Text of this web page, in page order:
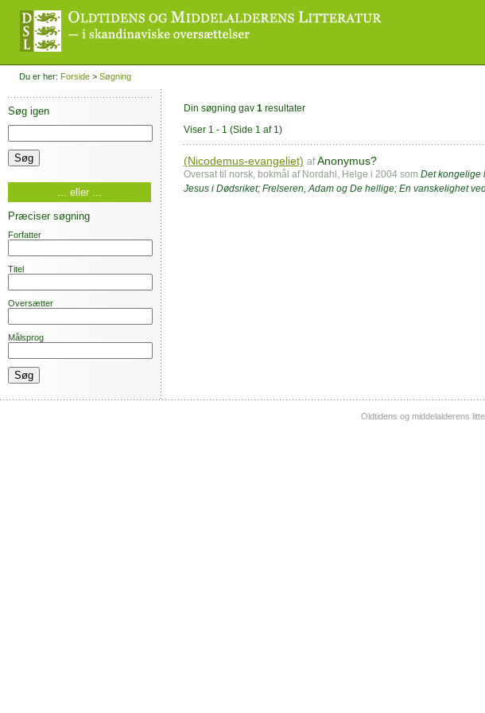
Du er her: Forside > Søgning
Søg igen
... eller ...
Præciser søgning
Forfatter
Titel
Oversætter
Målsprog
Din søgning gav 1 resultater
Viser 1 - 1 (Side 1 af 1)
(Nicodemus-evangeliet) afAnonymus?
Oversat til norsk, bokmål af Nordahl, Helge i 2004 som Det kongelige
Jesus i Dødsriket; Frelseren, Adam og De hellige; En vanskelighet
Oldtidens og middelalderens